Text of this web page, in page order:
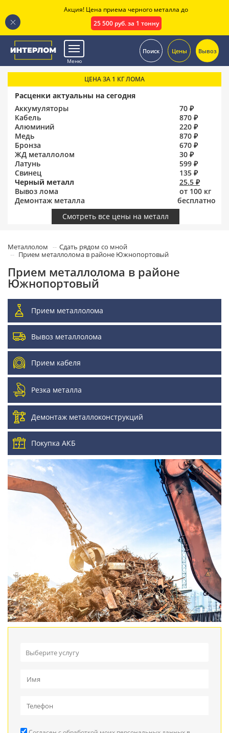
Меню
Поиск Цены Вывоз
ЦЕНА ЗА 1 КГ ЛОМА
Расценки актуальны на сегодня
Аккумуляторы
70 ₽
Кабель
870 ₽
Алюминий
220 ₽
Медь
870 ₽
Бронза
670 ₽
ЖД металлолом
30 ₽
Латунь
599 ₽
Свинец
135 ₽
Черный металл
25.5 ₽
Вывоз лома
от 100 кг
Демонтаж металла
бесплатно
Смотреть все цены на металл
Металлолом
Сдать рядом со мной
Прием металлолома в районе Южнопортовый
Прием металлолома в районе
Южнопортовый
Прием металлолома
Вывоз металлолома
Прием кабеля
Резка металла
Демонтаж металлоконструкций
Покупка АКБ
Выберите услугу
Прием кабеля
Акция! Цена приема черного металла до
25 500 руб. за 1 тонну
.